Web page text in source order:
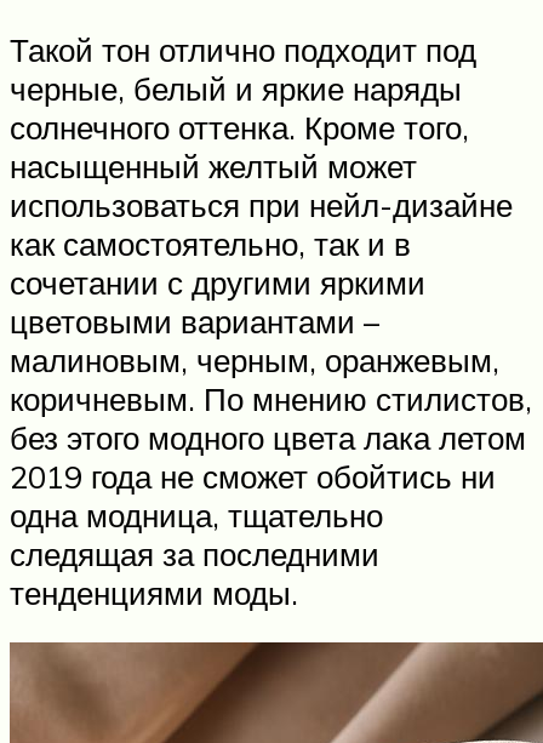
Такой тон отлично подходит под
черные, белый и яркие наряды
солнечного оттенка. Кроме того,
насыщенный желтый может
использоваться при нейл-дизайне
как самостоятельно, так и в
сочетании с другими яркими
цветовыми вариантами –
малиновым, черным, оранжевым,
коричневым. По мнению стилистов,
без этого модного цвета лака летом
2019 года не сможет обойтись ни
одна модница, тщательно
следящая за последними
тенденциями моды.